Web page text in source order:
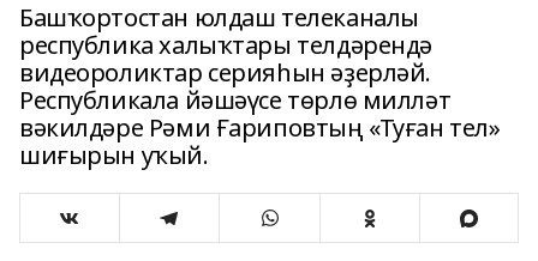
Башҡортостан юлдаш телеканалы
республика халыҡтары телдәрендә
видеороликтар серияһын әҙерләй.
Республикала йәшәүсе төрлө милләт
вәкилдәре Рәми Ғариповтың «Туған тел»
шиғырын уҡый.